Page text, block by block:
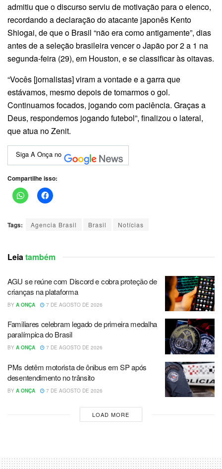
admitiu que o discurso serviu de motivação para o elenco,
recordando a declaração do atacante japonês Kento
Shiogai, de que o Brasil “não era como antigamente”, dias
antes de a seleção brasileira vencer o Japão por 2 a 1 na
segunda-feira (29), em Houston, e se classificar às oitavas.
“Vocês [jornalistas] viram a vontade e a garra que
estávamos, mesmo depois de tomarmos o gol.
Continuamos focados, jogando com paciência. Graças a
Deus, respondemos jogando futebol”, finalizou o lateral,
que atua no Zenit.
Siga A Onça no
Compartilhe isso:
Tags: Agencia Brasil Brasil Notícias
Leia também
AGU se reúne com Discord e cobra proteção de
crianças na plataforma
BY A ONÇA 7 DE AGOSTO DE 2026
Familiares celebram legado de primeira medalha
paralímpica do Brasil
BY A ONÇA 7 DE AGOSTO DE 2026
PMs detêm motorista de ônibus em SP após
desentendimento no trânsito
BY A ONÇA 7 DE AGOSTO DE 2026
LOAD MORE